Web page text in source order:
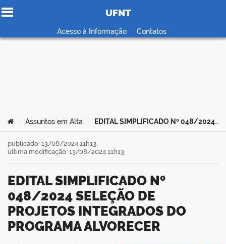
Ir para o conteúdo
UFNT
Acesso à Informação Contatos
Você está aqui:
Assuntos em Alta EDITAL SIMPLIFICADO Nº 048/2024 SELEÇÃO DE PROJETOS INTEGRADOS DO PROGRAMA ALVORECER
EDITAL SIMPLIFICADO Nº
048/2024 SELEÇÃO DE
PROJETOS INTEGRADOS DO
PROGRAMA ALVORECER
publicado: 13/08/2024 11h13,
última modificação: 13/08/2024 11h13